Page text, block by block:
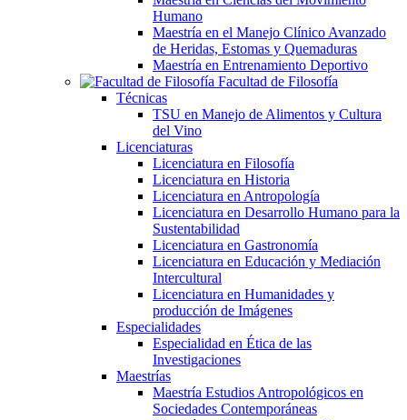
Humano
Maestría en el Manejo Clínico Avanzado
de Heridas, Estomas y Quemaduras
Maestría en Entrenamiento Deportivo
Facultad de Filosofía
Técnicas
TSU en Manejo de Alimentos y Cultura
del Vino
Licenciaturas
Licenciatura en Filosofía
Licenciatura en Historia
Licenciatura en Antropología
Licenciatura en Desarrollo Humano para la
Sustentabilidad
Licenciatura en Gastronomía
Licenciatura en Educación y Mediación
Intercultural
Licenciatura en Humanidades y
producción de Imágenes
Especialidades
Especialidad en Ética de las
Investigaciones
Maestrías
Maestría Estudios Antropológicos en
Sociedades Contemporáneas